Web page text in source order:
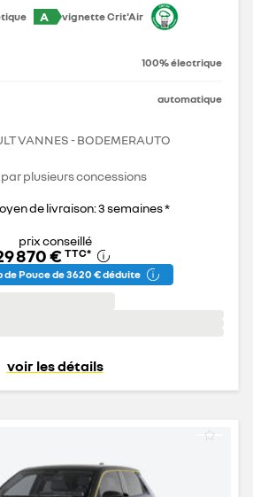
A vignette Crit'Air
100% électrique
automatique
VANNES - BODEMERAUTO
plusieurs concessions
de livraison: 3 semaines *
prix conseillé
870 € TTC*
de Pouce de 3 620 € déduite
voir les détails